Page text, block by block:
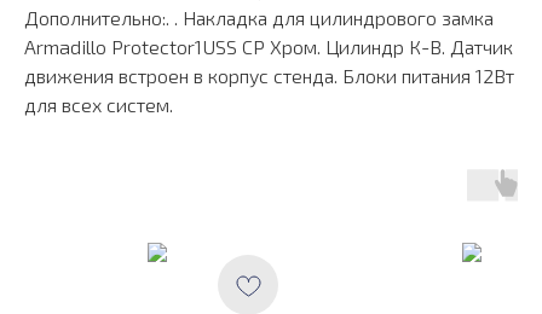
Дополнительно:. . Накладка для цилиндрового замка
Armadillo Protector1USS CP Хром. Цилиндр К-В. Датчик
движения встроен в корпус стенда. Блоки питания 12Вт
для всех систем.